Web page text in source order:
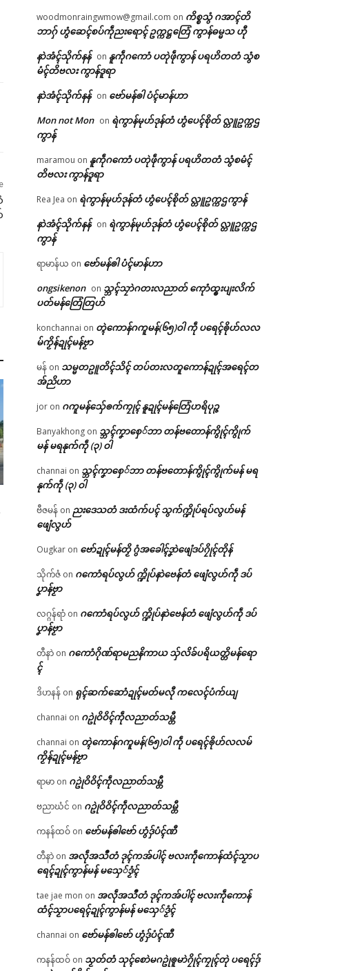
woodmonraingwmow@gmail.com on ကိစ္စသွံ ဂအာၚ်တိ
ဘာဂှ် ဟွံဆေၚ်စပ်ကဵုညးရောၚ် ဥက္ကဋ္ဌတြေံ ကွာန်ဓမ္မသ ဟီု
နာဲအံၚ်သိုက်နန် on နူကဵုဂကောံ ပတုဲဖဵုကွာန် ပရဟိတတံ သွံစ
မံၚ်တိဗလး ကွာန်ဒူရာ
နာဲအံၚ်သိုက်နန် on ဗော်မန်ၜါ ပံၚ်မာန်ဟာ
Mon not Mon on ရဲကွာန်မုဟ်ဒုန်တံ ဟွံပေၚ်စိုတ် လ္တူဥက္ကဌ
ကွာန်
maramou on နူကဵုဂကောံ ပတုဲဖဵုကွာန် ပရဟိတတံ သွံစမံၚ်
တိဗလး ကွာန်ဒူရာ
Rea Jea on ရဲကွာန်မုဟ်ဒုန်တံ ဟွံပေၚ်စိုတ် လ္တူဥက္ကဌကွာန်
နာဲအံၚ်သိုက်နန် on ရဲကွာန်မုဟ်ဒုန်တံ ဟွံပေၚ်စိုတ် လ္တူဥက္ကဌ
ကွာန်
ရာမာန်ယ on ဗော်မန်ၜါ ပံၚ်မာန်ဟာ
ongsikenon on သ္ဘၚ်သၠာဲဂတးလညာတ် ကေုာံထ္ၜးပျးလိက်
ပတ်မန်တြေံတြဟ်
konchannai on တ္ၚဲကောန်ဂကူမန်(၆၅)ဝါ ကဵု ပရေၚ်ၜိုဟ်လလ
မ်ကၟိန်ဍုၚ်မန်ဗၟာ
မန် on သမ္မတဥူတိၚ်သိၚ် တပ်တးလတူကောန်ဍုၚ်အရေၚ်တ
အ်ညိဟာ
jor on ဂကူမန်​သှ်ေၜက်ကၠုၚ် နူဍုၚ်မန်တြေံဟရိပုဉ္ဇ
Banyakhong on သ္ဘၚ်ကၞာစှေ်ဘာ တန်ဗတောန်ကွိုၚ်ကွိုက်
မန် မရနုက်ကဵု (၃) ဝါ
channai on သ္ဘၚ်ကၞာစှေ်ဘာ တန်ဗတောန်ကွိုၚ်ကွိုက်မန် မရ
နုက်ကဵု (၃) ဝါ
ဗီဇမန် on ညးဒေသတံ ဒးထံက်ပၚ် သွက်က္ဍိုပ်ရပ်လွဟ်မန်
ဖျေံလွဟ်
Ougkar on ဗော်ဍုၚ်မန်တၟိ ဂွံအခေါၚ်ဒၞာဲဖျေံဒပ်ဂၠိုၚ်တိုန်
သိုက်ဇံ on ဂကောံရပ်လွဟ် က္ဍိုပ်နာဲဗေန်တံ ဖျေံလွဟ်ကဵု ဒပ်
ပၞာန်ဗၟာ
လဂ္ဂန်ရာံ on ဂကောံရပ်လွဟ် က္ဍိုပ်နာဲဗေန်တံ ဖျေံလွဟ်ကဵု ဒပ်
ပၞာန်ဗၟာ
တီနာဲ on ဂကောံဂိုဏ်ရာမညနိကာယ သှ်လိခ်ပရိယတ္တိမန်ရော
ၚ်
ဒိဟနန် on ရုၚ်ဆက်ဆောံဍုၚ်မတ်မလီု ကလေၚ်ပံက်ယျ
channai on ဂဥုဲဝိဝိၚ်ကဵုလညာတ်သမ္တီ
channai on တ္ၚဲကောန်ဂကူမန်(၆၅)ဝါ ကဵု ပရေၚ်ၜိုဟ်လလမ်
ကၟိန်ဍုၚ်မန်ဗၟာ
ရာမာ on ဂဥုဲဝိဝိၚ်ကဵုလညာတ်သမ္တီ
ဗညာဃံင် on ဂဥုဲဝိဝိၚ်ကဵုလညာတ်သမ္တီ
ကနန်ထဝ် on ဗော်မန်ၜါဗော် ဟွံဒှ်ပံၚ်ဏီ
တီနာဲ on အလဵုအသဳတံ ဒုၚ်ကအ်ပါၚ် ဗလးကဵုကောန်ထံၚ်သၟာပ
ရေၚ်ဍုၚ်ကွာန်မန် မသှေ်ဒၟံၚ်
tae jae mon on အလဵုအသဳတံ ဒုၚ်ကအ်ပါၚ် ဗလးကဵုကောန်
ထံၚ်သၟာပရေၚ်ဍုၚ်ကွာန်မန် မသှေ်ဒၟံၚ်
channai on ဗော်မန်ၜါဗော် ဟွံဒှ်ပံၚ်ဏီ
ကနန်ထဝ် on သၟတ်တံ သုၚ်စောဲမဂဥုဲၜူမာဲဂၠိုၚ်ကၠုၚ်တုဲ ပရေၚ်ဒှ်